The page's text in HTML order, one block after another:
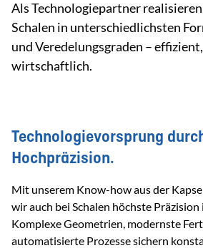
Als Technologiepartner
Schalen in unterschiedlichsten
und Veredelungsgraden –
wirtschaftlich.
Technologievorsprung
Hochpräzision.
Mit unserem Know-how aus der
wir auch bei Schalen höchste Präzision
Komplexe Geometrien, modernste
automatisierte Prozesse sichern